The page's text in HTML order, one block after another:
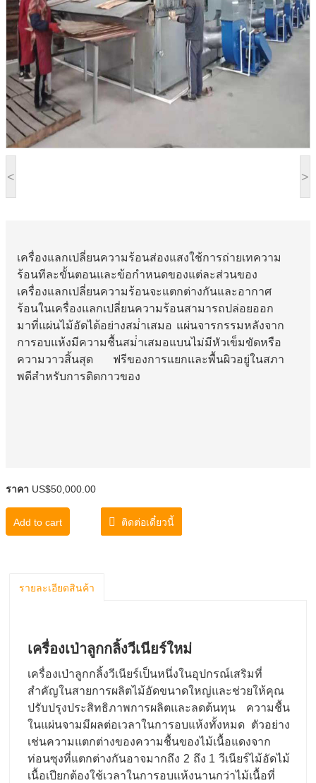
< >
เครื่องแลกเปลี่ยนความร้อนส่องแสงใช้การถ่ายเทความ
ร้อนทีละขั้นตอนและข้อกําหนดของแต่ละส่วนของ
เครื่องแลกเปลี่ยนความร้อนจะแตกต่างกันและอากาศ
ร้อนในเครื่องแลกเปลี่ยนความร้อนสามารถปล่อยออก
มาที่แผ่นไม้อัดได้อย่างสม่ําเสมอ แผ่นจารกรรมหลังจาก
การอบแห้งมีความชื้นสม่ําเสมอแบนไม่มีหัวเข็มขัดหรือ
ความวาวสิ้นสุด ฟรีของการแยกและพื้นผิวอยู่ในสภา
พดีสําหรับการติดกาวของ
ราคา US$50,000.00
Add to cart ติดต่อเดี๋ยวนี้
รายละเอียดสินค้า
เครื่องเป่าลูกกลิ้งวีเนียร์ใหม่
เครื่องเป่าลูกกลิ้งวีเนียร์เป็นหนึ่งในอุปกรณ์เสริมที่
สําคัญในสายการผลิตไม้อัดขนาดใหญ่และช่วยให้คุณ
ปรับปรุงประสิทธิภาพการผลิตและลดต้นทุน ความชื้น
ในแผ่นจามมีผลต่อเวลาในการอบแห้งทั้งหมด ตัวอย่าง
เช่นความแตกต่างของความชื้นของไม้เนื้อแดงจาก
ท่อนซุงที่แตกต่างกันอาจมากถึง 2 ถึง 1 วีเนียร์ไม้อัดไม้
เนื้อเปียกต้องใช้เวลาในการอบแห้งนานกว่าไม้เนื้อที่